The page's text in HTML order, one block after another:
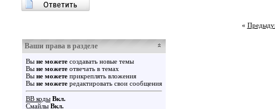
«
Ваши права в разделе
Вы не можете создавать новые темы
Вы не можете отвечать в темах
Вы не можете прикреплять вложения
Вы не можете редактировать свои сообщения
BB коды Вкл.
Смайлы Вкл.